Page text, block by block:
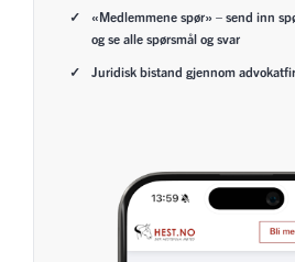
«Medlemmene spør» – send inn
og se alle spørsmål og svar
Juridisk bistand gjennom